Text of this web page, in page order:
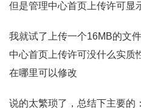
但是管理中心首页上传许可显
我就试了上传一个16MB的文
中心首页上传许可没什么实质
在哪里可以修改
说的太繁琐了，总结下主要的：